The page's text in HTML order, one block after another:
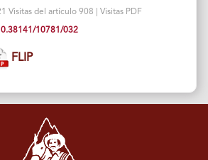
Visitas del artículo 908 | Visitas PDF
10781/032
FLIP